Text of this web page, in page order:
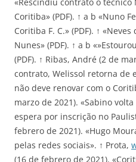
Coritiba» (PDF). ↑ a b «Nuno
Coritiba F. C.» (PDF). ↑
Nunes» (PDF). ↑ a b
(PDF). ↑ Ribas, André (2 de
contrato, Welissol retorna de
não deve renovar com o
marzo de 2021). «Sabino
espera por inscrição no
febrero de 2021). «Hugo
pelas redes sociais». ↑ Prota,
(16 de febrero de 2021).